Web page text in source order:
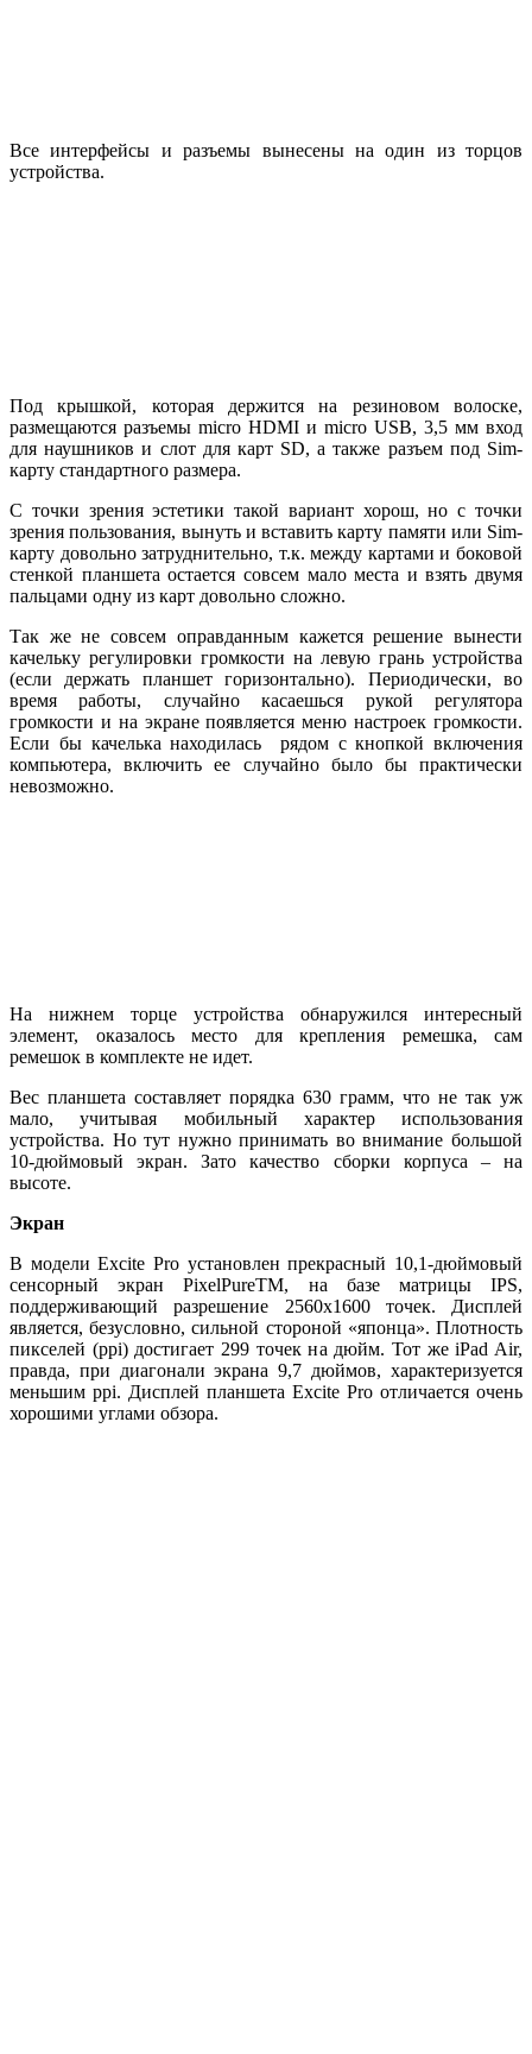
Все интерфейсы и разъемы вынесены на один из торцов
устройства.
Под крышкой, которая держится на резиновом волоске,
размещаются разъемы micro HDMI и micro USB, 3,5 мм вход
для наушников и слот для карт SD, а также разъем под Sim-
карту стандартного размера.
С точки зрения эстетики такой вариант хорош, но с точки
зрения пользования, вынуть и вставить карту памяти или Sim-
карту довольно затруднительно, т.к. между картами и боковой
стенкой планшета остается совсем мало места и взять двумя
пальцами одну из карт довольно сложно.
Так же не совсем оправданным кажется решение вынести
качельку регулировки громкости на левую грань устройства
(если держать планшет горизонтально). Периодически, во
время работы, случайно касаешься рукой регулятора
громкости и на экране появляется меню настроек громкости.
Если бы качелька находилась рядом с кнопкой включения
компьютера, включить ее случайно было бы практически
невозможно.
На нижнем торце устройства обнаружился интересный
элемент, оказалось место для крепления ремешка, сам
ремешок в комплекте не идет.
Вес планшета составляет порядка 630 грамм, что не так уж
мало, учитывая мобильный характер использования
устройства. Но тут нужно принимать во внимание большой
10-дюймовый экран. Зато качество сборки корпуса – на
высоте.
Экран
В модели Excite Pro установлен прекрасный 10,1-дюймовый
сенсорный экран PixelPureTM, на базе матрицы IPS,
поддерживающий разрешение 2560х1600 точек. Дисплей
является, безусловно, сильной стороной «японца». Плотность
пикселей (ppi) достигает 299 точек на дюйм. Тот же iPad Air,
правда, при диагонали экрана 9,7 дюймов, характеризуется
меньшим ppi. Дисплей планшета Excite Pro отличается очень
хорошими углами обзора.